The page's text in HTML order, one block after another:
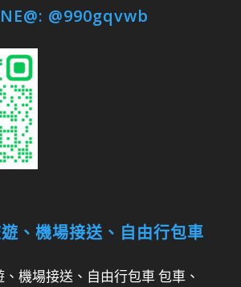
@990gqvwb
、機場接送、自由行包車
機場接送、自由行包車 包車、